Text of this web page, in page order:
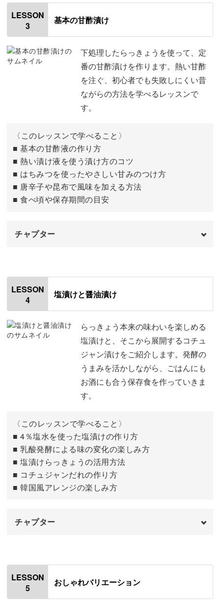
保存がきくので、忙しい日でもさっと一品添えられるのも
うれしいところ。
自家製らっきょうのおかげで、いつもの食卓がぐんと楽し
甘さや酸味を自分好みに合わせられるのも、らっきょう仕
事の魅力。
作っていくうちに世界にひとつの「我が家の味」が生まれ
した節約にもつながります。
ひと瓶あるだけで「作っておいてよかった！」と思える瞬
間が増えていきますよ。
一度覚えてしまえば、毎年の初夏が待ち遠しくなるはず♪
季節の香りを感じながら、自分だけのらっきょう仕事を楽
使用材料・道具
らっきょうの選び方
らっきょうを洗って薄皮をはがす 05:07
08:58
11:55
おわりに
LESSON
3
基本の甘酢漬け
下処理したらっきょうを使って、定
番の甘酢漬けを作ります。熱い甘酢
を注ぐ、初心者でも失敗しにくい昔
ながらの方法を学べるレッスンで
す。
〈このレッスンで学べること〉
■ 基本の甘酢液の作り方
■ 熱い漬け液を使う漬け方のコツ
■ はちみつを使ったやさしい甘みのつけ方
■ 唐辛子や昆布で風味を加える方法
■ 食べ頃や保存期間の目安
チャプター
使用材料・道具
瓶にらっきょうを入れる
鍋に漬け汁の材料を入れる 02:48
漬け汁を火にかける 04:05
漬ける期間と保存について 06:40
LESSON
4
塩漬けと醤油漬け
らっきょう本来の味わいを楽しめる
塩漬けと、そこから展開するコチュ
ジャン漬けをご紹介します。発酵の
うまみを活かしながら、ごはんにも
お酒にも合う保存食を作っていきま
す。
〈このレッスンで学べること〉
■ 4％塩水を使った塩漬けの作り方
■ 乳酸発酵による味の変化の楽しみ方
■ 塩漬けらっきょうの活用方法
■ コチュジャンだれの作り方
■ 韓国風アレンジの楽しみ方
チャプター
使用材料・道具
塩漬けの作り方
LESSON
5
おしゃれバリエーション